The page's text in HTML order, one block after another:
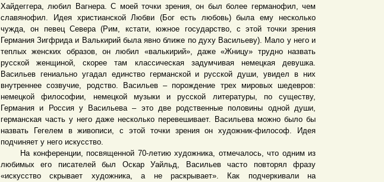
Хайдеггера, любил Вагнера. С моей точки зрения, он был более германофил, чем
славянофил. Идея христианской Любви (Бог есть любовь) была ему несколько
чужда, он певец Севера (Рим, кстати, южное государство, с этой точки зрения
Германия Зигфрида и Валькирий была явно ближе по духу Васильеву). Мало у него и
теплых женских образов, он любил «валькирий», даже «Жницу» трудно назвать
русской женщиной, скорее там классическая задумчивая немецкая девушка.
Васильев гениально угадал единство германской и русской души, увидел в них
внутреннее созвучие, родство. Васильев – порождение трех мировых шедевров:
немецкой философии, немецкой музыки и русской литературы, по существу,
Германия и Россия у Васильева – это две родственные половины одной души,
германская часть у него даже несколько перевешивает. Васильева можно было бы
назвать Гегелем в живописи, с этой точки зрения он художник-философ. Идея
подчиняет у него искусство.
На конференции, посвященной 70-летию художника, отмечалось, что одним из
любимых его писателей был Оскар Уайльд, Васильев часто повторял фразу
«искусство скрывает художника, а не раскрывает». Как подчеркивали на